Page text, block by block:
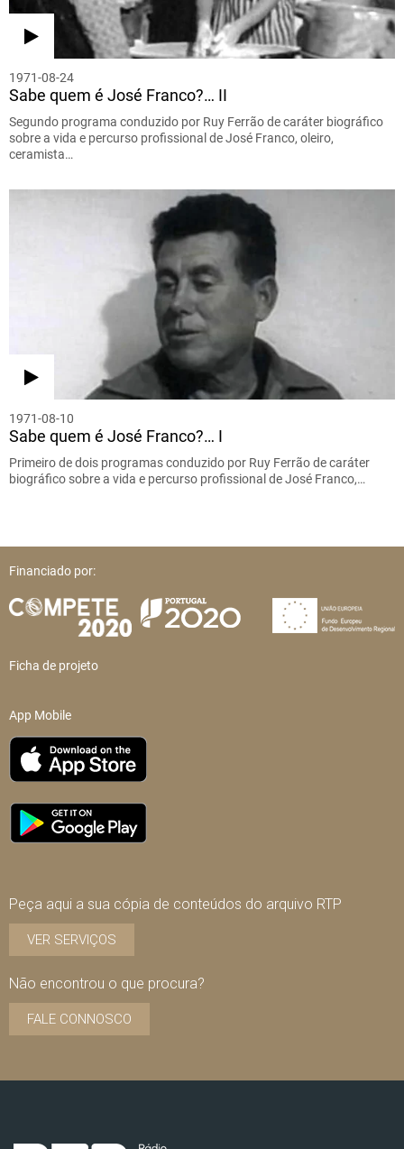
1971-08-24
Sabe quem é José Franco?… II
Segundo programa conduzido por Ruy Ferrão de caráter biográfico
sobre a vida e percurso profissional de José Franco, oleiro,
ceramista…
1971-08-10
Sabe quem é José Franco?… I
Primeiro de dois programas conduzido por Ruy Ferrão de caráter
biográfico sobre a vida e percurso profissional de José Franco,…
Financiado por:
Ficha de projeto
App Mobile
Peça aqui a sua cópia de conteúdos do arquivo RTP
VER SERVIÇOS
Não encontrou o que procura?
FALE CONNOSCO